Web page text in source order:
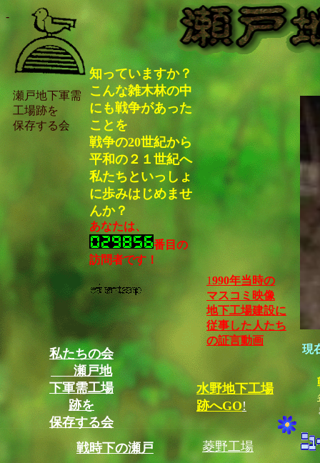
知っていますか？
こんな雑木林の中
にも戦争があった
ことを
戦争の20世紀から
平和の２１世紀へ
私たちといっしょ
に歩みはじめませ
んか？
あなたは、
番目の
訪問者です！
瀬戸地下軍需
工場跡を
保存する会
水野地下工場
跡へGO!
私たちの会
瀬戸地
下軍需工場
跡を
保存する会
1990年当時の
マスコミ映像
地下工場建設に
従事した人たち
の証言動画
菱野工場
現
戦時下の瀬戸
-